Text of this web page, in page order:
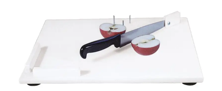
Sécurité
0.00 €